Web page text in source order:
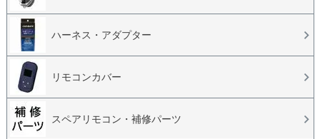
ハーネス・アダプター
リモコンカバー
スペアリモコン・補修パーツ